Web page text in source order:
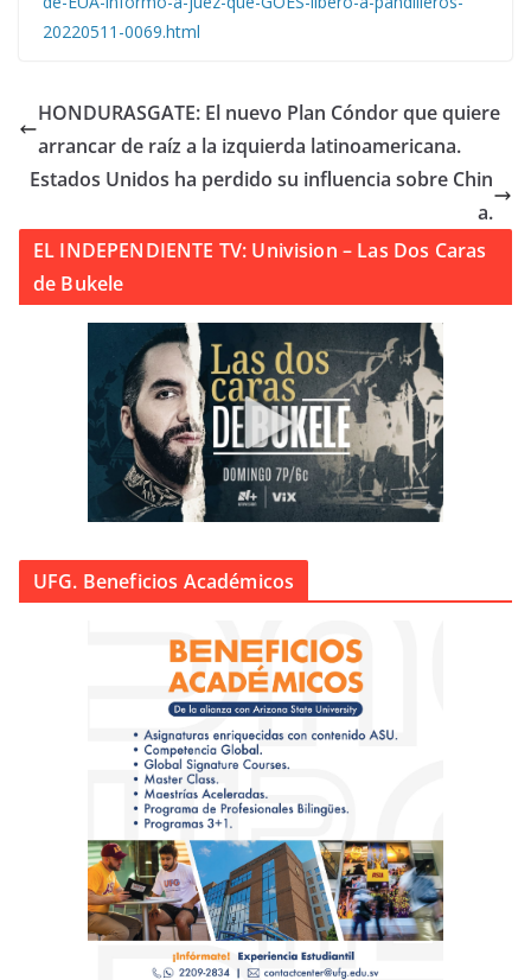
20220511-0069.html
HONDURASGATE: El nuevo Plan Cóndor que quiere
arrancar de raíz a la izquierda latinoamericana.
Estados Unidos ha perdido su influencia sobre Chin
a.
EL INDEPENDIENTE TV: Univision – Las Dos Caras
de Bukele
UFG. Beneficios Académicos